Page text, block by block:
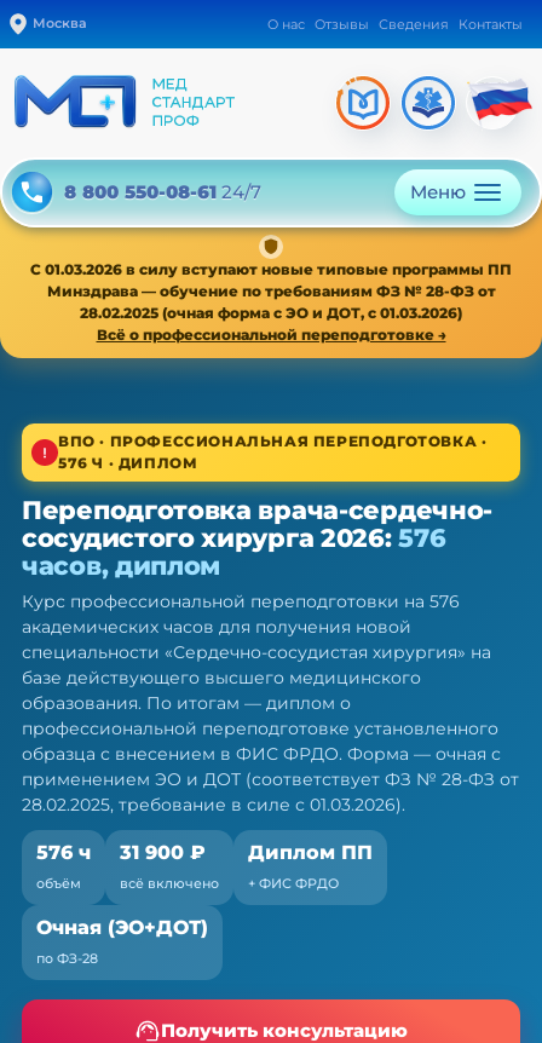
Москва О нас Отзывы Сведения Контакты
8 800 550-08-61 24/7 Меню
С 01.03.2026 в силу вступают новые типовые программы ПП
Минздрава — обучение по требованиям ФЗ № 28-ФЗ от
28.02.2025 (очная форма с ЭО и ДОТ, с 01.03.2026)
Всё о профессиональной переподготовке →
ВПО · новая типовая программа ПП с 01.03.2026
Переподготовка врача-сердечно-
сосудистого хирурга — ПП, 576 ч
Диплом о профессиональной переподготовке.
Очная форма с ЭО и ДОТ, без отрыва от работы
ВПО · ПРОФЕССИОНАЛЬНАЯ ПЕРЕПОДГОТОВКА ·
576 Ч · ДИПЛОМ
Переподготовка врача-сердечно-
сосудистого хирурга 2026:576
часов, диплом
Курс профессиональной переподготовки на 576
академических часов для получения новой
специальности «Сердечно-сосудистая хирургия» на
базе действующего высшего медицинского
образования. По итогам — диплом о
профессиональной переподготовке установленного
образца с внесением в ФИС ФРДО. Форма — очная с
применением ЭО и ДОТ (соответствует ФЗ № 28-ФЗ от
28.02.2025, требование в силе с 01.03.2026).
576 ч
объём
31 900 ₽
всё включено
Диплом ПП
+ ФИС ФРДО
Очная (ЭО+ДОТ)
по ФЗ-28
Получить консультацию